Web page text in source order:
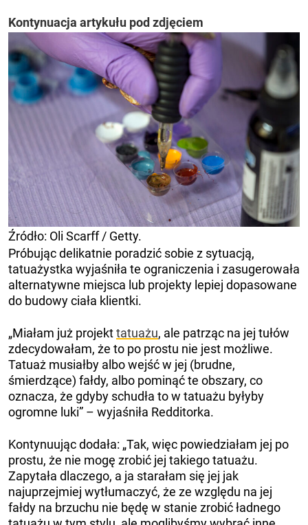
Kontynuacja artykułu pod zdjęciem
Źródło: Oli Scarff / Getty.
Próbując delikatnie poradzić sobie z sytuacją,
tatuażystka wyjaśniła te ograniczenia i zasugerowała
alternatywne miejsca lub projekty lepiej dopasowane
do budowy ciała klientki.
„Miałam już projekttatuażu, ale patrząc na jej tułów
zdecydowałam, że to po prostu nie jest możliwe.
Tatuaż musiałby albo wejść w jej (brudne,
śmierdzące) fałdy, albo pominąć te obszary, co
oznacza, że ​​gdyby schudła to w tatuażu byłyby
ogromne luki” – wyjaśniła Redditorka.
Kontynuując dodała: „Tak, więc powiedziałam jej po
prostu, że nie mogę zrobić jej takiego tatuażu.
Zapytała dlaczego, a ja starałam się jej jak
najuprzejmiej wytłumaczyć, że ze względu na jej
fałdy na brzuchu nie będę w stanie zrobić ładnego